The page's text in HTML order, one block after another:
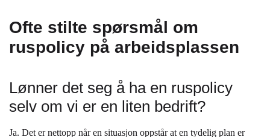
Ofte stilte spørsmål om
ruspolicy på arbeidsplassen
Lønner det seg å ha en ruspolicy
selv om vi er en liten bedrift?
Ja. Det er nettopp når en situasjon oppstår at en tydelig plan er